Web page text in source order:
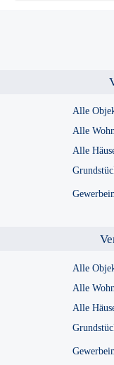
Alle
Alle
Alle
Alle
Alle
Alle